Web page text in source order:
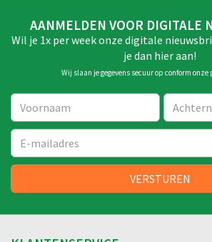
AANMELDEN VOOR DIGITALE
Wil je 1x per week onze digitale
je dan hier aan!
Wij slaan je gegevens secuur op conform onze